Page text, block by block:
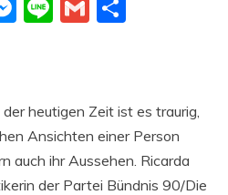
Messenger
LineGmail
heutigen Zeit ist es traurig,
Ansichten einer Person
auch ihr Aussehen. Ricarda
der Partei Bündnis 90/Die